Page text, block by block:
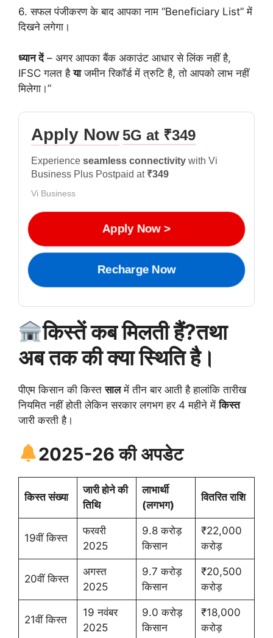
6. सफल पंजीकरण के बाद आपका नाम “Beneficiary List” में
दिखने लगेगा।
ध्यान दें– अगर आपका बैंक अकाउंट आधार से लिंक नहीं है,
IFSC गलत हैयाजमीन रिकॉर्ड में त्रुटि है, तो आपको लाभ नहीं
मिलेगा।”
Apply Now5G at ₹349
Experience seamless connectivity with Vi
Business Plus Postpaid at ₹349
Vi Business
Apply Now >
Recharge Now
किस्तें कब मिलती हैं?तथा
अब तक की क्या स्थिति है।
पीएम किसान की किस्तसालमें तीन बार आती है हालांकि तारीख
नियमित नहीं होती लेकिन सरकार लगभग हर 4 महीने मेंकिस्त
जारी करती है।
2025-26 की अपडेट
किस्त संख्या
जारी होने की
तिथि
लाभार्थी
(लगभग)
वितरित राशि
19वीं किस्त
फरवरी
2025
9.8 करोड़
किसान
₹22,000
करोड़
20वीं किस्त
अगस्त
2025
9.7 करोड़
किसान
₹20,500
करोड़
21वीं किस्त
19 नवंबर
2025
9.0 करोड़
किसान
₹18,000
करोड़